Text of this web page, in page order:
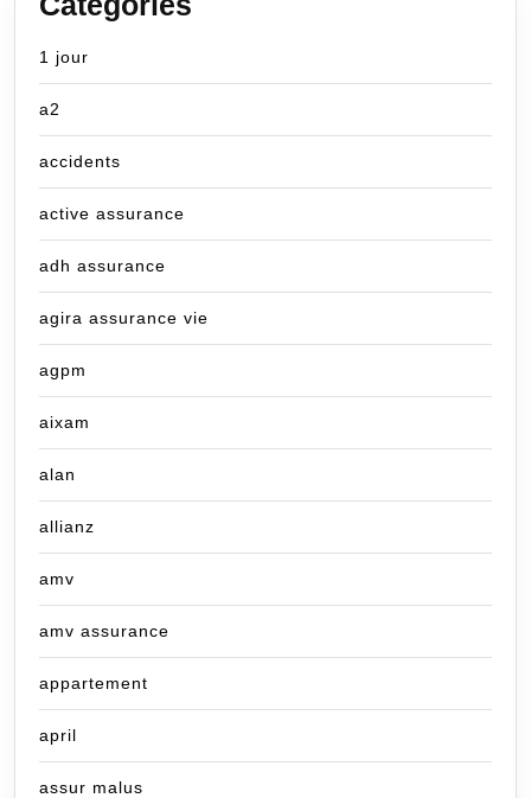
1 jour
a2
accidents
active assurance
adh assurance
agira assurance vie
agpm
aixam
alan
allianz
amv
amv assurance
appartement
april
assur malus